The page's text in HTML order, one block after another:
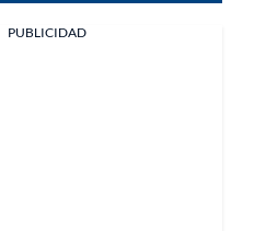
PUBLICIDAD